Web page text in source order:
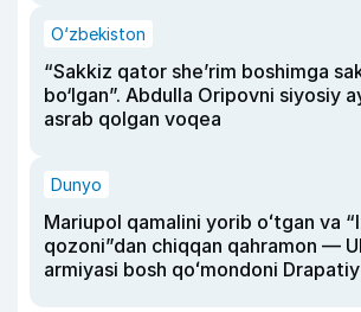
O‘zbekiston
“Sakkiz qator she’rim boshimga
bo‘lgan”. Abdulla Oripovni siyosiy
asrab qolgan voqea
Dunyo
Mariupol qamalini yorib oʻtgan va
qozoni”dan chiqqan qahramon —
armiyasi bosh qoʻmondoni